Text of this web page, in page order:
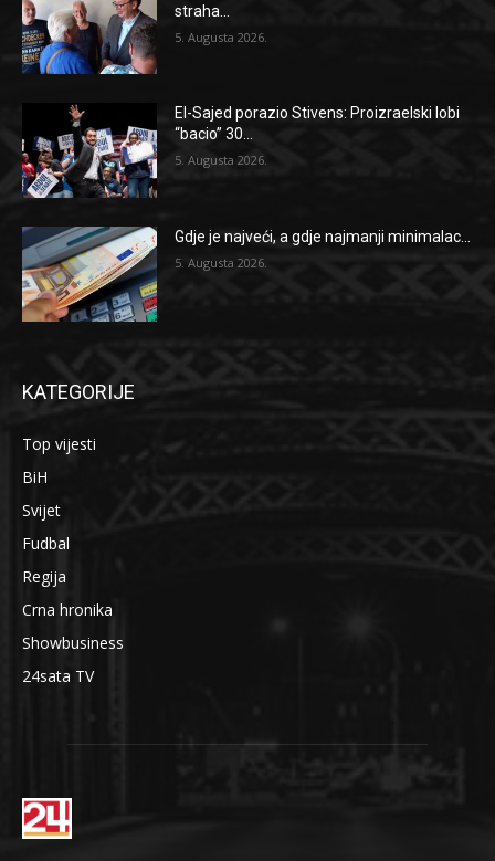
straha...
5. Augusta 2026.
El-Sajed porazio Stivens: Proizraelski lobi
“bacio” 30...
5. Augusta 2026.
Gdje je najveći, a gdje najmanji minimalac...
5. Augusta 2026.
KATEGORIJE
Top vijesti
BiH
Svijet
Fudbal
Regija
Crna hronika
Showbusiness
24sata TV